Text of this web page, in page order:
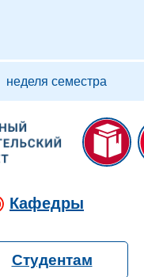
неделя семестра
Кафедры
Студентам